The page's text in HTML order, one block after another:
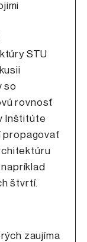
STU
so
rovnosť
Inštitúte
propagovať
štvrtí.
zaujíma